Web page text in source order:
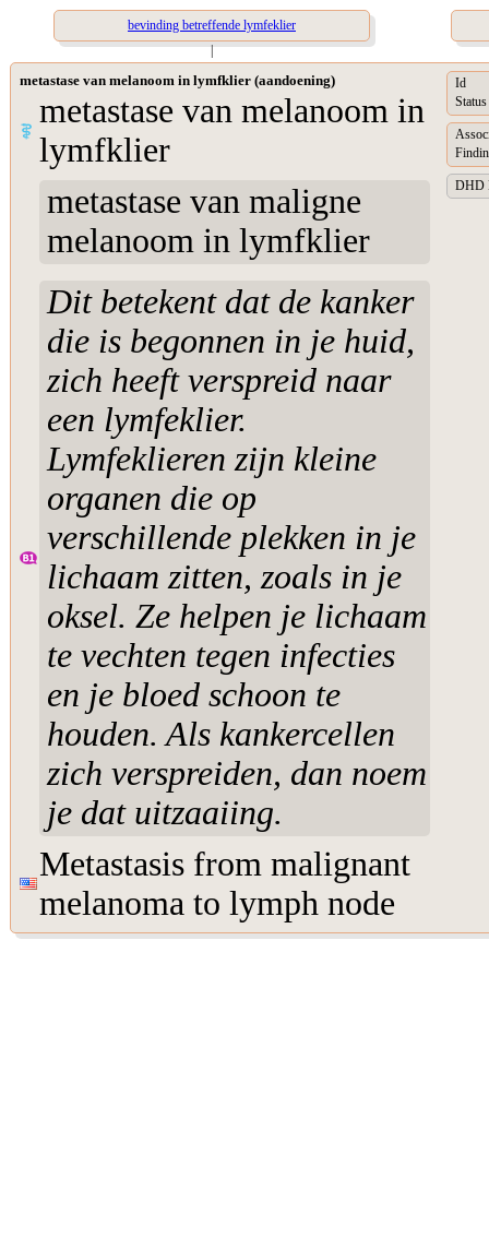
bevinding betreffende lymfeklier
|
metastase van melanoom in lymfklier (aandoening)
metastase van melanoom in
lymfklier
metastase van maligne
melanoom in lymfklier
Dit betekent dat de kanker
die is begonnen in je huid,
zich heeft verspreid naar
een lymfeklier.
Lymfeklieren zijn kleine
organen die op
verschillende plekken in je
lichaam zitten, zoals in je
oksel. Ze helpen je lichaam
te vechten tegen infecties
en je bloed schoon te
houden. Als kankercellen
zich verspreiden, dan noem
je dat uitzaaiing.
Metastasis from malignant
melanoma to lymph node
Id
Status
DHD